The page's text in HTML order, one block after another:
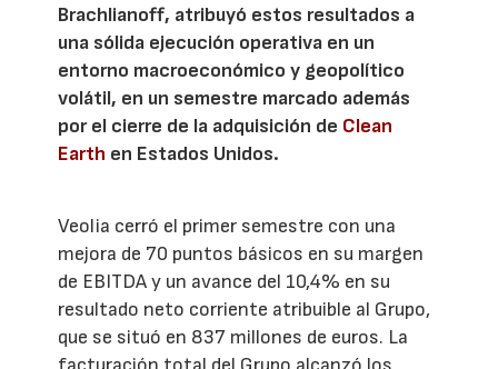
Brachlianoff, atribuyó estos resultados a
una sólida ejecución operativa en un
entorno macroeconómico y geopolítico
volátil, en un semestre marcado además
por el cierre de la adquisición de Clean
Earth en Estados Unidos.
Veolia cerró el primer semestre con una
mejora de 70 puntos básicos en su margen
de EBITDA y un avance del 10,4% en su
resultado neto corriente atribuible al Grupo,
que se situó en 837 millones de euros. La